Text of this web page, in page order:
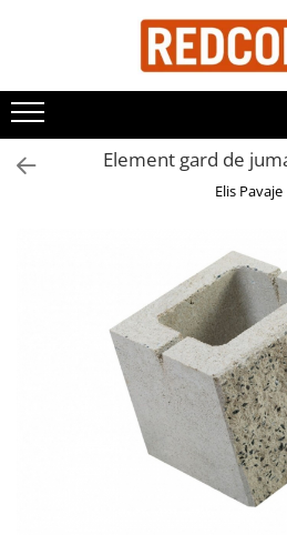
Toate Produsele
Materiale de constructii
Adezivi, mortare si tencuieli
Echipamente de protectie
Grund pentru tencuiala decorativa
Placi gips carton
Roabe si Betoniere
Sisteme Gips-Carton
Element gard de
Elis Pavaje